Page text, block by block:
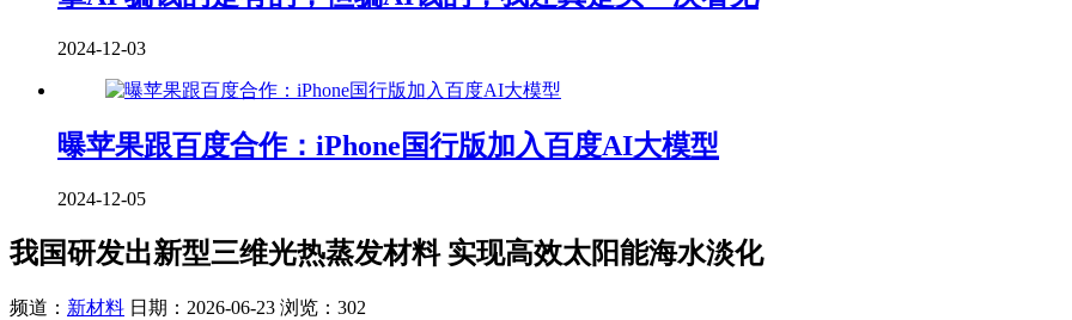
2024-12-03
曝苹果跟百度合作：iPhone国行版加入百度AI大模型
2024-12-05
我国研发出新型三维光热蒸发材料 实现高效太阳能海水淡化
频道： 新材料 日期： 2026-06-23 浏览：302